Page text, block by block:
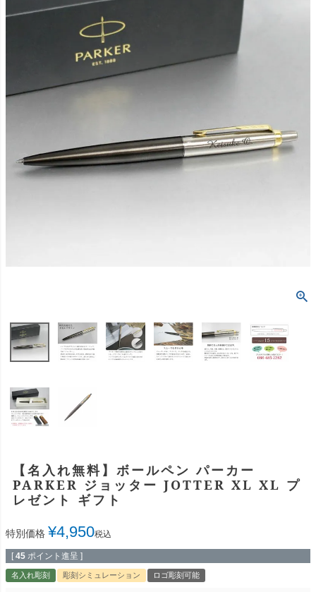
【名入れ無料】ボールペン パーカー
PARKER ジョッター JOTTER XL XL プ
レゼント ギフト
特別価格 ¥4,950税込
[ 45 ポイント進呈 ]
名入れ彫刻 彫刻シミュレーション ロゴ彫刻可能